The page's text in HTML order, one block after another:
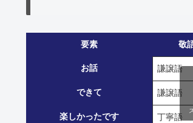
要素 敬
お話 謙譲語
できて 謙譲語
楽しかったです 丁寧語